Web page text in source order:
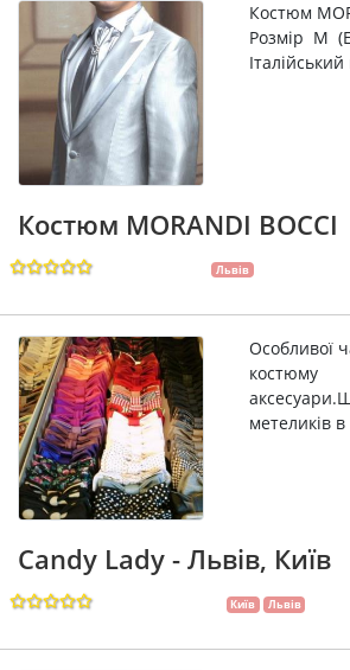
Костюм
Розмір М
Костюм MORANDI BOCCI
Львів
Особливої
метеликів в
Candy Lady - Львів, Київ
Київ Львів